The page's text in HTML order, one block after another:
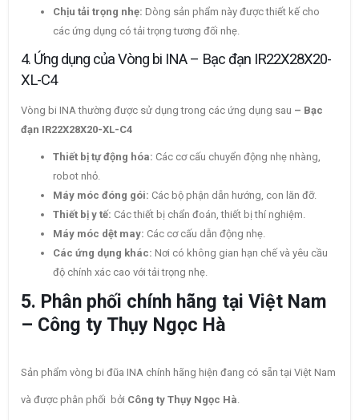
Chịu tải trọng nhẹ: Dòng sản phẩm này được thiết kế cho
các ứng dụng có tải trọng tương đối nhẹ.
4. Ứng dụng của Vòng bi INA – Bạc đạn IR22X28X20-
XL-C4
Vòng bi INA thường được sử dụng trong các ứng dụng sau – Bạc
đạn IR22X28X20-XL-C4
Thiết bị tự động hóa: Các cơ cấu chuyển động nhẹ nhàng,
robot nhỏ.
Máy móc đóng gói: Các bộ phận dẫn hướng, con lăn đỡ.
Thiết bị y tế: Các thiết bị chẩn đoán, thiết bị thí nghiệm.
Máy móc dệt may: Các cơ cấu dẫn động nhẹ.
Các ứng dụng khác: Nơi có không gian hạn chế và yêu cầu
độ chính xác cao với tải trọng nhẹ.
5. Phân phối chính hãng tại Việt Nam
– Công ty Thụy Ngọc Hà
Sản phẩm vòng bi đũa INA chính hãng hiện đang có sẵn tại Việt Nam
và được phân phối bởi Công ty Thụy Ngọc Hà.